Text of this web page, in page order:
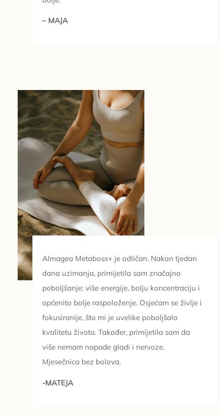
– MAJA
Almagea Metaboss+ je odličan. Nakon tjedan
dana uzimanja, primijetila sam značajno
poboljšanje: više energije, bolju koncentraciju i
općenito bolje raspoloženje. Osjećam se življe i
fokusiranije, što mi je uvelike poboljšalo
kvalitetu života. Također, primijetila sam da
više nemam napade gladi i nervoze.
Mjesečnica bez bolova.
-MATEJA